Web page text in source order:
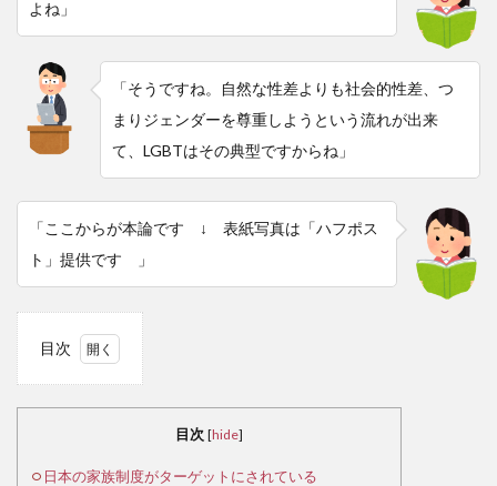
よね」
「そうですね。自然な性差よりも社会的性差、つ
まりジェンダーを尊重しようという流れが出来
て、LGBTはその典型ですからね」
「ここからが本論です ↓ 表紙写真は「ハフポス
ト」提供です 」
目次
制度
目次 [hide]
日本の家族制度がターゲットにされている